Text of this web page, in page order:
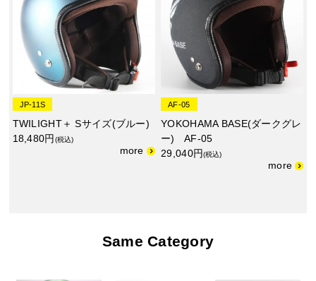
JP-11S
TWILIGHT＋ Sサイズ(ブルー)
18,480円 (税込)
AF-05
YOKOHAMA BASE(ダークグレ
ー) AF-05
29,040円(税込)
Same Category